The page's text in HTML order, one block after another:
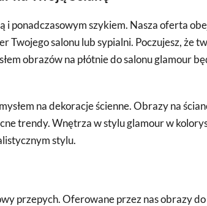
ponadczasowym szykiem. Nasza oferta
Twojego salonu lub sypialni. Poczujesz, że
obrazów na płótnie do salonu glamour
na dekoracje ścienne. Obrazy na
trendy. Wnętrza w stylu glamour w
stylu.
przepych. Oferowane przez nas obrazy do